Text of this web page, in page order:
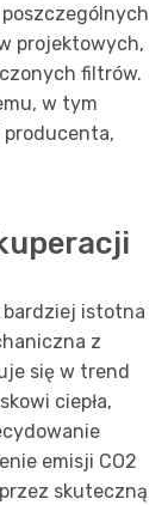
projektowych,
filtrów.
w tym
bardziej istotna
z
się w trend
ciepła,
emisji CO2
skuteczną